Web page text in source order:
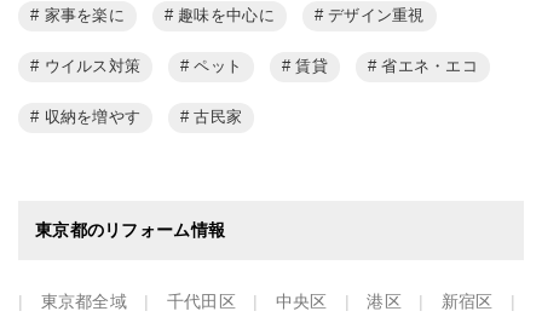
家事を楽に 趣味を中心に デザイン重視
ウイルス対策 ペット 賃貸 省エネ・エコ
収納を増やす 古民家
東京都のリフォーム情報
東京都全域 千代田区 中央区 港区 新宿区